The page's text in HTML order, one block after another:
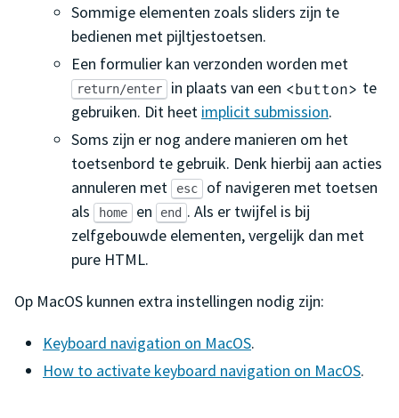
Sommige elementen zoals sliders zijn te
bedienen met pijltjestoetsen.
Een formulier kan verzonden worden met
return/enter in plaats van een <button> te
gebruiken. Dit heet implicit submission.
Soms zijn er nog andere manieren om het
toetsenbord te gebruik. Denk hierbij aan acties
annuleren met
esc of navigeren met toetsen
als
home en end . Als er twijfel is bij
zelfgebouwde elementen, vergelijk dan met
pure HTML.
Op MacOS kunnen extra instellingen nodig zijn:
Keyboard navigation on MacOS.
How to activate keyboard navigation on MacOS.